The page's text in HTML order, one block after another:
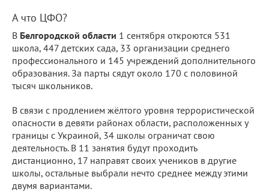
А что ЦФО?
В Белгородской области 1 сентября откроются 531
школа, 447 детских сада, 33 организации среднего
профессионального и 145 учреждений дополнительного
образования. За парты сядут около 170 с половиной
тысяч школьников.
В связи с продлением жёлтого уровня террористической
опасности в девяти районах области, расположенных у
границы с Украиной, 34 школы ограничат свою
деятельность. В 11 занятия будут проходить
дистанционно, 17 направят своих учеников в другие
школы, остальные выбрали нечто среднее между этими
двумя вариантами.